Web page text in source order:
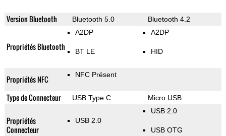
Version Bluetooth Bluetooth 5.0 Bluetooth 4.2
Propriétés Bluetooth
A2DP
BT LE
A2DP
HID
Propriétés NFC NFC Présent
Type de Connecteur USB Type C Micro USB
Propriétés
Connecteur
USB 2.0
USB 2.0
USB OTG